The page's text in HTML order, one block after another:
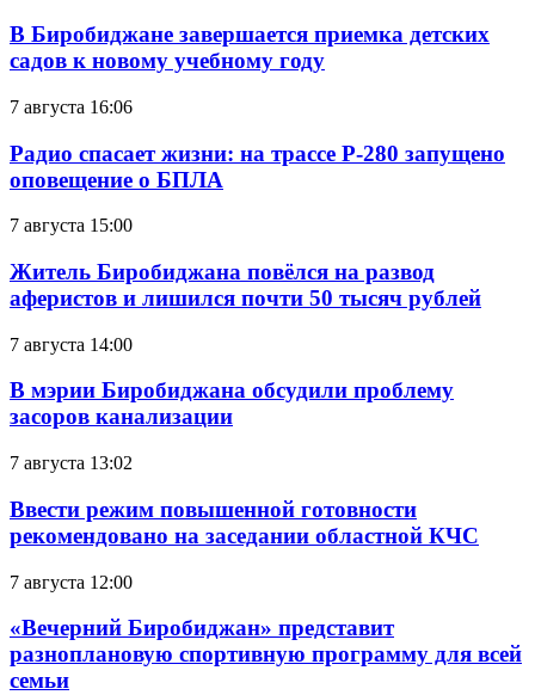
В Биробиджане завершается приемка детских
садов к новому учебному году
7 августа 16:06
Радио спасает жизни: на трассе Р-280 запущено
оповещение о БПЛА
7 августа 15:00
Житель Биробиджана повёлся на развод
аферистов и лишился почти 50 тысяч рублей
7 августа 14:00
В мэрии Биробиджана обсудили проблему
засоров канализации
7 августа 13:02
Ввести режим повышенной готовности
рекомендовано на заседании областной КЧС
7 августа 12:00
«Вечерний Биробиджан» представит
разноплановую спортивную программу для всей
семьи